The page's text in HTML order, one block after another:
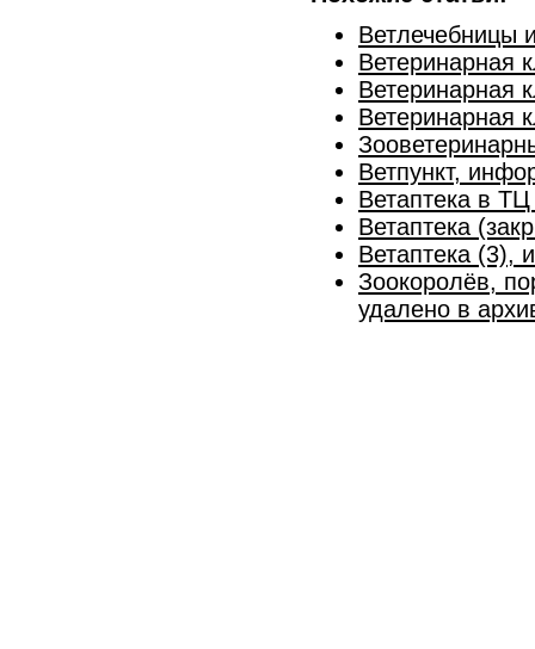
Ветлечебницы
Ветеринарная
Ветеринарная
Ветеринарная
Ветпункт,
Ветаптека в
Ветаптека
Ветаптека (3),
Зоокоролёв,
удалено в